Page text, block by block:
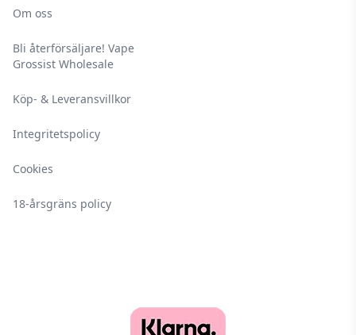
Om oss
Bli återförsäljare! Vape
Grossist Wholesale
Köp- & Leveransvillkor
Integritetspolicy
Cookies
18-årsgräns policy